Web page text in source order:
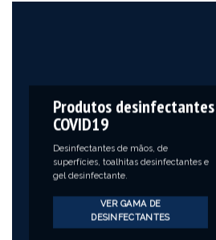
Produtos desinfectantes
COVID19
Desinfectantes de mãos, de
superfícies, toalhitas desinfectantes e
gel desinfectante.
VER GAMA DE
DESINFECTANTES